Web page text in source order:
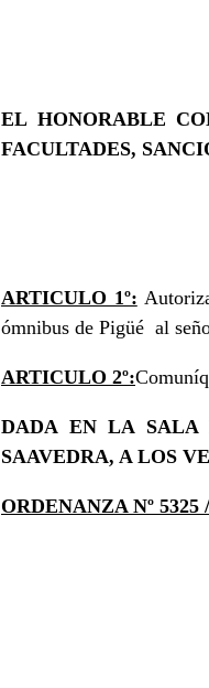
EL HONORABLE
FACULTADES,
ARTICULO 1º:
ómnibus de Pigüé al
ARTICULO 2º:
DADA EN LA SALA
SAAVEDRA, A LOS
ORDENANZA Nº 5325